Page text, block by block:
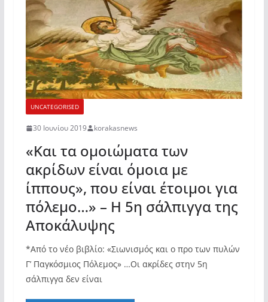
UNCATEGORISED
30 Ιουνίου 2019 korakasnews
«Και τα ομοιώματα των
ακρίδων είναι όμοια με
ίππους», που είναι έτοιμοι για
πόλεμο…» – Η 5η σάλπιγγα της
Αποκάλυψης
*Από το νέο βιβλίο: «Σιωνισμός και ο προ των πυλών
Γ’ Παγκόσμιος Πόλεμος» …Οι ακρίδες στην 5η
σάλπιγγα δεν είναι